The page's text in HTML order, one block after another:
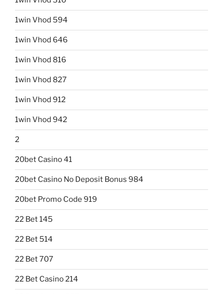
1win Vhod 594
1win Vhod 646
1win Vhod 816
1win Vhod 827
1win Vhod 912
1win Vhod 942
2
20bet Casino 41
20bet Casino No Deposit Bonus 984
20bet Promo Code 919
22 Bet 145
22 Bet 514
22 Bet 707
22 Bet Casino 214